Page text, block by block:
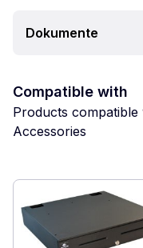
Dokumente
Compatible with
Products compatible
Accessories